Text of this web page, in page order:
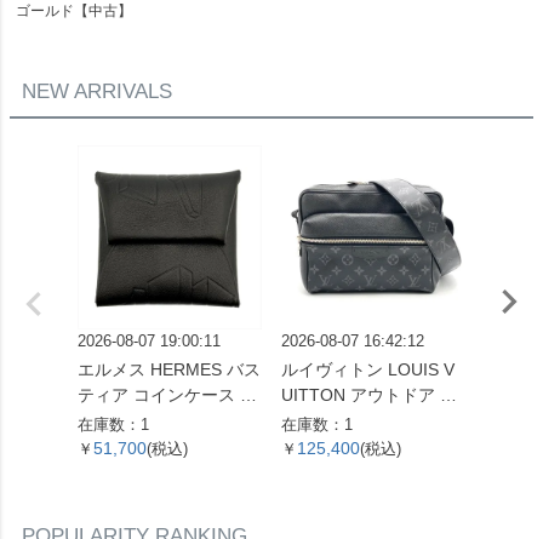
ゴールド【中古】
NEW ARRIVALS
2026-08-07 19:00:11
エルメス HERMES バス
ティア コインケース ス
イフト X刻印 ノワール
THE NATURE OF MEN
在庫数：1
￥ 51,700(税込)
2026-08-07 16:42:12
ルイヴィトン LOUIS V
UITTON アウトドア メ
ッセンジャー PM ショ
ルダーバッグ タイガ ラ
在庫数：1
￥ 125,400(税込)